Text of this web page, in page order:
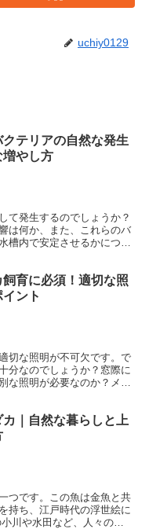
uchiy0129
クテリアの自然な発生
増やし方
て発生するのでしょうか？
は何か、また、これらのバ
槽内で安定させるかについ
育に必須！適切な照
ント
切な照明が不可欠です。で
分なのでしょうか？窓際に
な照明が必要なのか？メダ
カ｜自然な暮らしと上
つです。この魚は金魚と共
持ち、江戸時代の浮世絵に
川や水田など、人々の生